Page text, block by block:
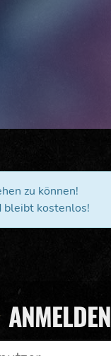
zu können!
bleibt kostenlos!
ANMELDEN